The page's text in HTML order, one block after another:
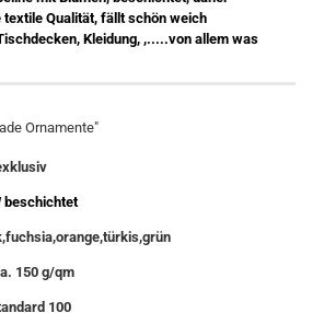
Qualität, fällt schön weich
Kleidung, ,.....von allem was
Ornamente"
beschichtet
150 g/qm
100